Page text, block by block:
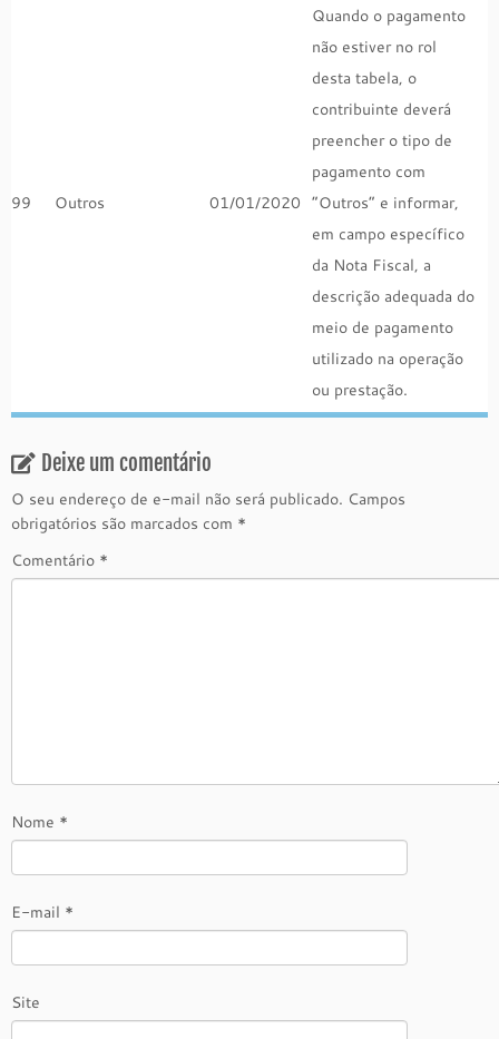
99 Outros 01/01/2020
Quando o pagamento
não estiver no rol
desta tabela, o
contribuinte deverá
preencher o tipo de
pagamento com
“Outros” e informar,
em campo específico
da Nota Fiscal, a
descrição adequada do
meio de pagamento
utilizado na operação
ou prestação.
Deixe um comentário
O seu endereço de e-mail não será publicado. Campos
obrigatórios são marcados com *
Comentário *
Nome *
E-mail *
Site